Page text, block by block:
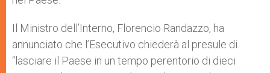
Il Ministro dell’Interno, Florencio Randazzo, ha
annunciato che l’Esecutivo chiederà al presule di
“lasciare il Paese in un tempo perentorio di dieci